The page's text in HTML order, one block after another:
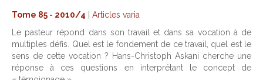
Tome 85 - 2010/4
Articles varia
Le pasteur répond dans son travail et dans sa vocation à de
multiples défis. Quel est le fondement de ce travail, quel est le
sens de cette vocation ? Hans-Christoph Askani cherche une
réponse à ces questions en interprétant le concept de